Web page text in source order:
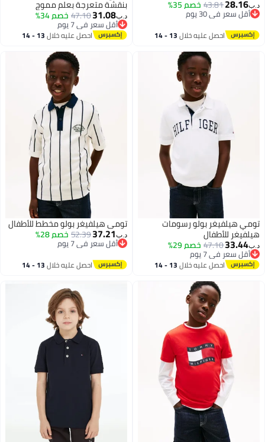
د.ب‏28.16
43.81خصم 35%
أقل سعر في 30 يوم
أقل سعر في 30 يوم
احصل عليه خلال 13 - 14
بنقشة متعرجة بعلم مموج
د.ب‏31.08
47.10خصم 34%
أقل سعر في 7 يوم
أقل سعر في 7 يوماحصل عليه خلال 13 - 14
تومي هيلفيغر بولو رسومات
هيلفيغر للأطفال
د.ب‏33.44
47.10خصم 29%
أقل سعر في 7 يوم
أقل سعر في 7 يوماحصل عليه خلال 13 - 14
تومي هيلفيغر بولو مخطط للأطفال
د.ب‏37.21
52.39خصم 28%
أقل سعر في 7 يوم
أقل سعر في 7 يوم
احصل عليه خلال 13 - 14